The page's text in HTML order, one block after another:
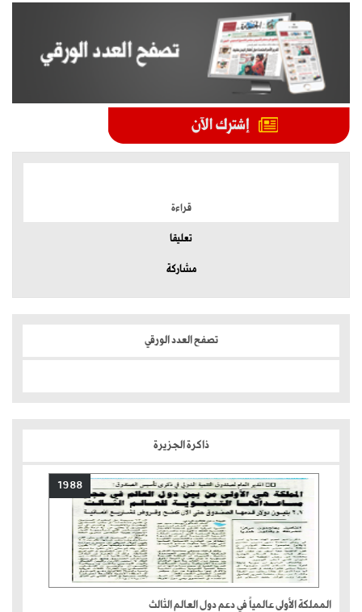
قراءة
تعليقا
مشاركة
تصفح العدد الورقي
ذاكرة الجزيرة
1988
المملكة الأولى عالمياً في دعم دول العالم الثالث